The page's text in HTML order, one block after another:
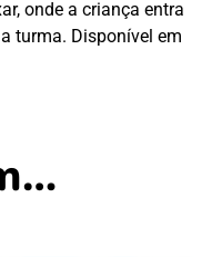
onde a criança entra
turma. Disponível em